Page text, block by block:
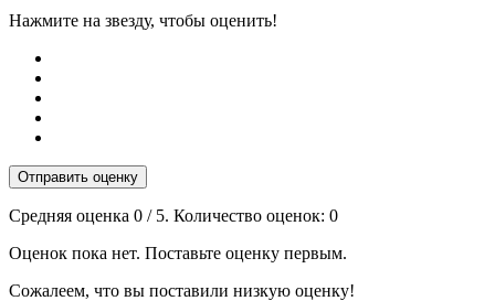
Нажмите на звезду, чтобы оценить!
Отправить оценку
Средняя оценка 0 / 5. Количество оценок: 0
Оценок пока нет. Поставьте оценку первым.
Сожалеем, что вы поставили низкую оценку!